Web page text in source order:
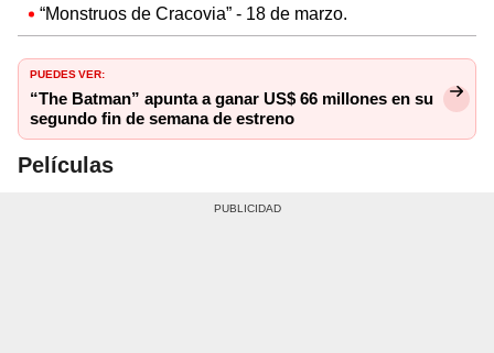
“Monstruos de Cracovia” - 18 de marzo.
PUEDES VER:
“The Batman” apunta a ganar US$ 66 millones en su
segundo fin de semana de estreno
Películas